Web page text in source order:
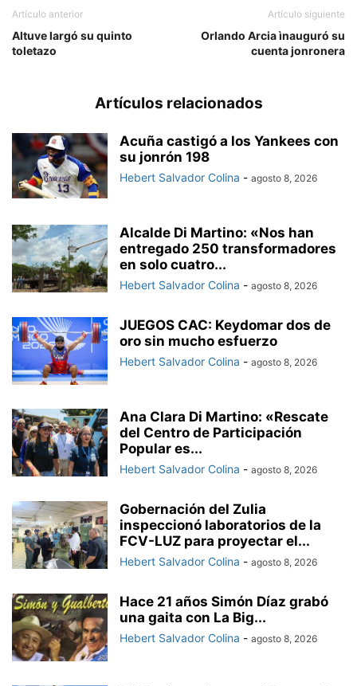
Artículo anterior
Altuve largó su quinto
toletazo
Artículo siguiente
Orlando Arcia ìnauguró su
cuenta jonronera
Artículos relacionados
Acuña castigó a los Yankees con
su jonrón 198
Hebert Salvador Colina - agosto 8, 2026
Alcalde Di Martino: «Nos han
entregado 250 transformadores
en solo cuatro...
Hebert Salvador Colina - agosto 8, 2026
JUEGOS CAC: Keydomar dos de
oro sin mucho esfuerzo
Hebert Salvador Colina - agosto 8, 2026
Ana Clara Di Martino: «Rescate
del Centro de Participación
Popular es...
Hebert Salvador Colina - agosto 8, 2026
Gobernación del Zulia
inspeccionó laboratorios de la
FCV-LUZ para proyectar el...
Hebert Salvador Colina - agosto 8, 2026
Hace 21 años Simón Díaz grabó
una gaita con La Big...
Hebert Salvador Colina - agosto 8, 2026